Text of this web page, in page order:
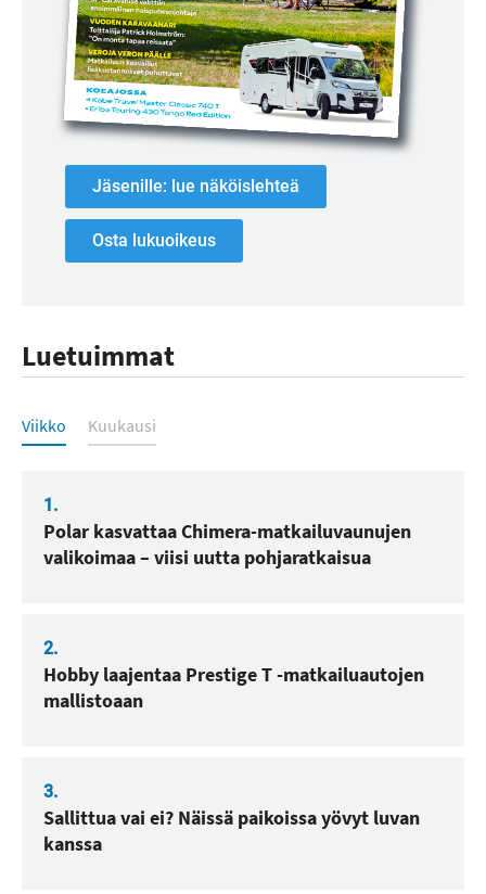
Jäsenille: lue näköislehteä
Osta lukuoikeus
Luetuimmat
Luetuimmat
Viikko Kuukausi
1.
Polar kasvattaa Chimera-matkailuvaunujen
valikoimaa – viisi uutta pohjaratkaisua
2.
Hobby laajentaa Prestige T -matkailuautojen
mallistoaan
3.
Sallittua vai ei? Näissä paikoissa yövyt luvan
kanssa